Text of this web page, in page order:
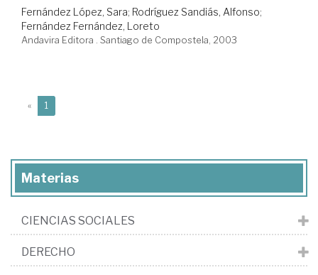
Fernández López, Sara; Rodríguez Sandiás, Alfonso;
Fernández Fernández, Loreto
Andavira Editora . Santiago de Compostela, 2003
« 1
Materias
CIENCIAS SOCIALES
DERECHO